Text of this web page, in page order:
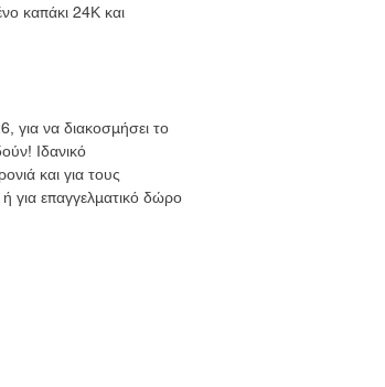
καπάκι 24Κ και
για να διακοσμήσει το
Ιδανικό
και για τους
για επαγγελματικό δώρο